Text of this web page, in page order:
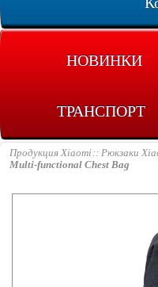
НОВИНКИ
ТРАНСПОРТ
Продукция Xiaomi Рюкзаки
Multi-functional Chest Bag